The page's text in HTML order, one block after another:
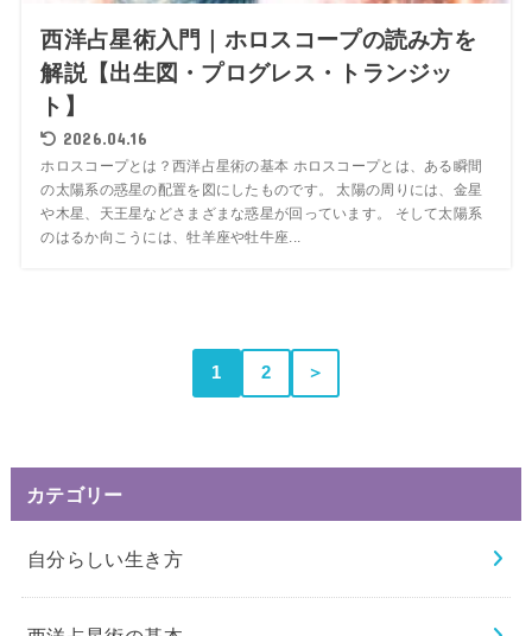
西洋占星術入門｜ホロスコープの読み方を
解説【出生図・プログレス・トランジッ
ト】
2026.04.16
ホロスコープとは？西洋占星術の基本 ホロスコープとは、ある瞬間
の太陽系の惑星の配置を図にしたものです。 太陽の周りには、金星
や木星、天王星などさまざまな惑星が回っています。 そして太陽系
のはるか向こうには、牡羊座や牡牛座...
1 2 ＞
カテゴリー
自分らしい生き方